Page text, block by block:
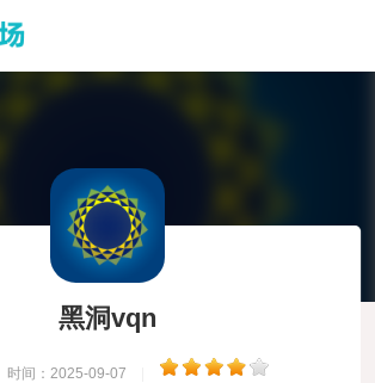
黑洞vqn
时间：2025-09-07